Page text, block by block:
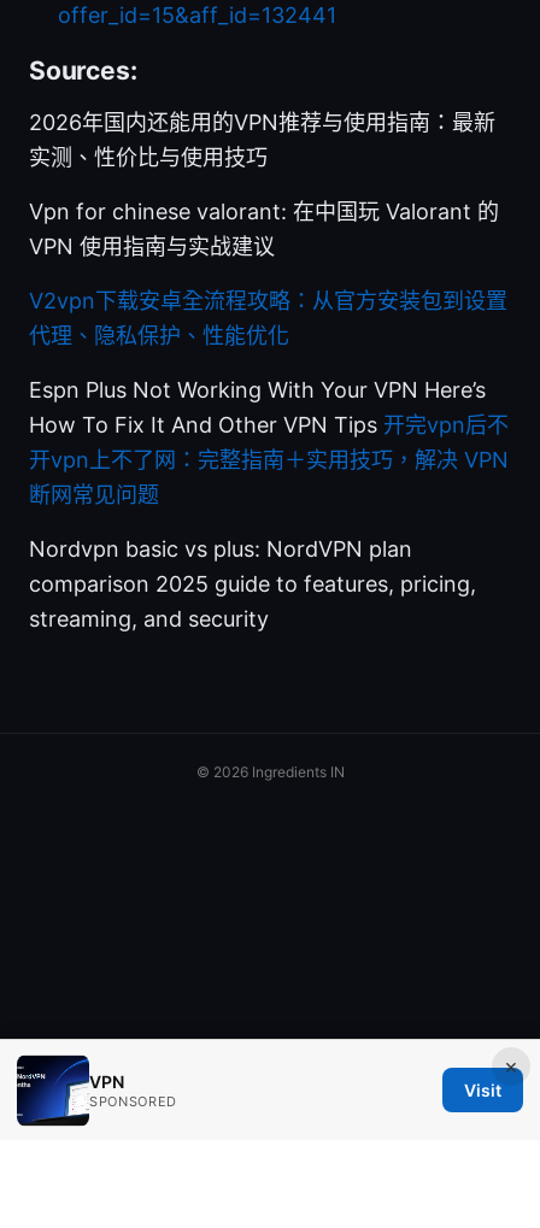
offer_id=15&aff_id=132441
Sources:
2026年国内还能用的VPN推荐与使用指南：最新
实测、性价比与使用技巧
Vpn for chinese valorant: 在中国玩 Valorant 的
VPN 使用指南与实战建议
V2vpn下载安卓全流程攻略：从官方安装包到设置
代理、隐私保护、性能优化
Espn Plus Not Working With Your VPN Here’s
How To Fix It And Other VPN Tips 开完vpn后不
开vpn上不了网：完整指南＋实用技巧，解决 VPN
断网常见问题
Nordvpn basic vs plus: NordVPN plan
comparison 2025 guide to features, pricing,
streaming, and security
×
VPN
SPONSORED
Visit
© 2026 Ingredients IN